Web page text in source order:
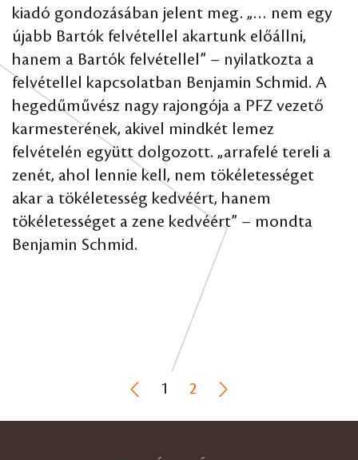
kiadó gondozásában jelent meg. „… nem egy
újabb Bartók felvétellel akartunk előállni,
hanem a Bartók felvétellel” – nyilatkozta a
felvétellel kapcsolatban Benjamin Schmid. A
hegedűművész nagy rajongója a PFZ vezető
karmesterének, akivel mindkét lemez
felvételén együtt dolgozott. „arrafelé tereli a
zenét, ahol lennie kell, nem tökéletességet
akar a tökéletesség kedvéért, hanem
tökéletességet a zene kedvéért” – mondta
Benjamin Schmid.
1 2